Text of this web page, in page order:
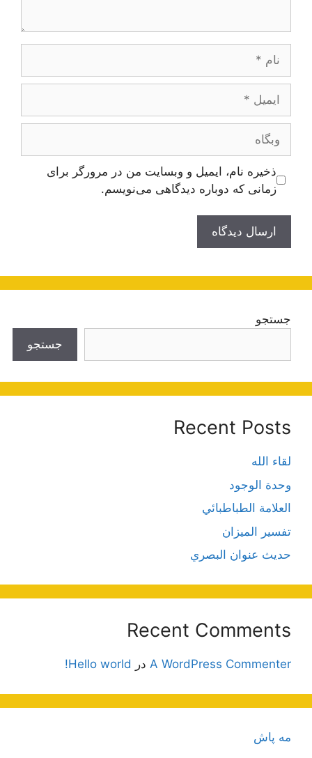
وبگاه
ذخیره نام، ایمیل و وبسایت من در مرورگر برای
زمانی که دوباره دیدگاهی می‌نویسم.
جستجو
جستجو
Recent Posts
لقاء الله
وحدة الوجود
العلامة الطباطبائي
تفسير الميزان
حديث عنوان البصري
Recent Comments
A WordPress Commenter در Hello world!
مه پاش